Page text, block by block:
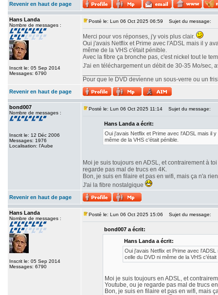
Revenir en haut de page
Hans Landa
Nombre de messages :
Inscrit le: 05 Sep 2014
Messages: 6790
Posté le: Lun 06 Oct 2025 06:59 Sujet du message:
Merci pour vos réponses, j'y vois plus clair.
Oui j'avais Netflix et Prime avec l'ADSL mais il y
même de la VHS c'était pénible.
Avec la fibre ça bronche pas, c'est nickel tout le
J'ai en téléchargement un débit de 30-35 Mo/sec,
Pour que le DVD devienne un sous-verre ou un
Revenir en haut de page
bond007
Nombre de messages :
Inscrit le: 12 Déc 2006
Messages: 1976
Localisation: l'Aube
Posté le: Lun 06 Oct 2025 11:14 Sujet du message:
Hans Landa a écrit:
Oui j'avais Netflix et Prime avec l'ADSL mais il
même de la VHS c'était pénible.
Moi je suis toujours en ADSL, et contrairement à
regarde pas mal de trucs en 4K.
Bon, je suis en filaire et pas en wifi, mais ça n'a
J'ai la fibre nostalgique
Revenir en haut de page
Hans Landa
Nombre de messages :
Inscrit le: 05 Sep 2014
Messages: 6790
Posté le: Lun 06 Oct 2025 15:06 Sujet du message:
bond007 a écrit:
Hans Landa a écrit:
Oui j'avais Netflix et Prime avec
celle du DVD ni même de la VHS c'était
Moi je suis toujours en ADSL, et
Youtube, ou je regarde pas mal de trucs
Bon, je suis en filaire et pas en wifi, mais